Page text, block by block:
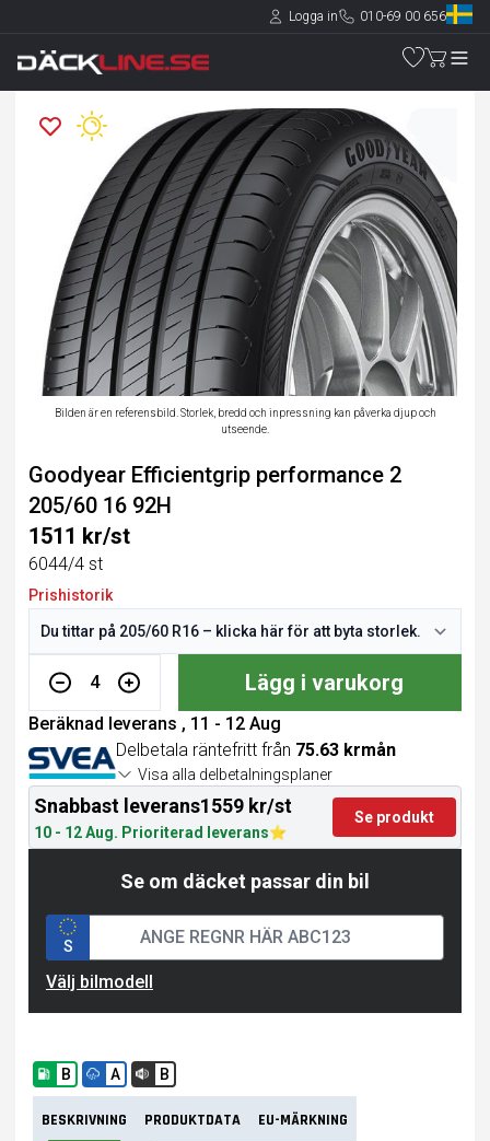
Logga in 010-69 00 656
Bilden är en referensbild. Storlek, bredd och inpressning kan påverka djup och
utseende.
Goodyear Efficientgrip performance 2
205/60 16 92H
1511 kr/st
6044/4 st
Prishistorik
4 Lägg i varukorg
Beräknad leverans , 11 - 12 Aug
Delbetala räntefritt från 75.63 krmån
Visa alla delbetalningsplaner
Snabbast leverans1559 kr/st
10 - 12 Aug. Prioriterad leverans
Se produkt
Se om däcket passar din bil
S
Välj bilmodell
B A B
BESKRIVNING PRODUKTDATA EU-MÄRKNING